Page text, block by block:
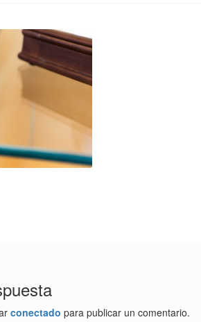
conectado para publicar un comentario.